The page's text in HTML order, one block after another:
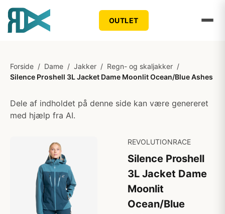
OUTLET
Forside / Dame / Jakker / Regn- og skaljakker /
Silence Proshell 3L Jacket Dame Moonlit Ocean/Blue Ashes
Dele af indholdet på denne side kan være genereret
med hjælp fra AI.
REVOLUTIONRACE
Silence Proshell
3L Jacket Dame
Moonlit
Ocean/Blue